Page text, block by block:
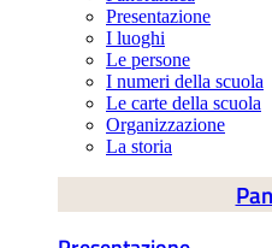
Presentazione
I luoghi
Le persone
I numeri della scuola
Le carte della scuola
Organizzazione
La storia